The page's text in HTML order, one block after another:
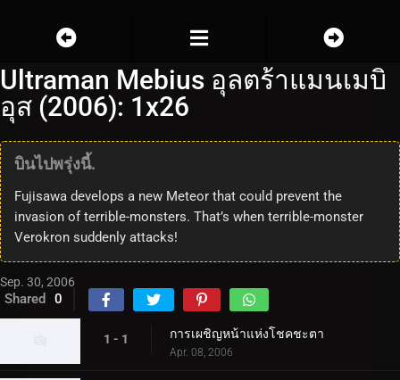
Ultraman Mebius อุลตร้าแมนเมบิ
อุส (2006): 1x26
บินไปพรุ่งนี้.
Fujisawa develops a new Meteor that could prevent the
invasion of terrible-monsters. That’s when terrible-monster
Verokron suddenly attacks!
Sep. 30, 2006
Shared 0
1 - 1 การเผชิญหน้าแห่งโชคชะตา
Apr. 08, 2006